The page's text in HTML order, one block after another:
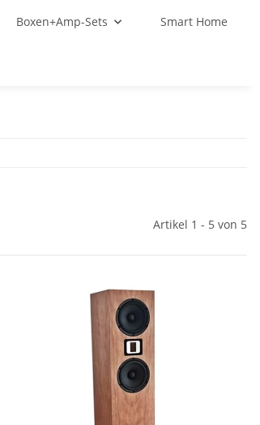
Boxen+Amp-Sets Smart Home
Artikel 1 - 5 von 5